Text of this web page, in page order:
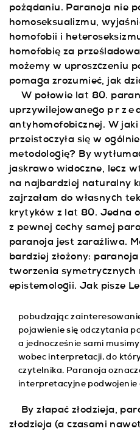
pożądaniu. Paranoja nie
homoseksualizmu,
homofobii i
homofobię za
możemy w uproszczeniu
pomaga zrozumieć, jak
W połowie lat 80.
uprzywilejowanego
antyhomofobicznej. W
przeistoczyła się w
metodologię? By
jaskrawo widoczne, lecz
na najbardziej naturalny
zajrzałam do własnych
krytyków z lat 80. Jedna
z pewnej cechy samej
paranoja jest zaraźliwa.
bardziej złożony: paranoja
tworzenia symetrycznych
epistemologii. Jak pisze
pobudzając
pojawienie się odczytania
a jednocześnie sami
wobec interpretacji, do
czytelnika. Paranoja
interpretacyjne podwojenie
By złapać złodzieja,
złodzieja (a czasami